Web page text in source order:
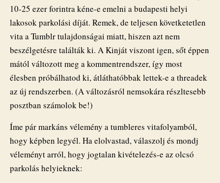
10-25 ezer forintra kéne-e emelni a budapesti helyi
lakosok parkolási díját. Remek, de teljesen követketetlen
vita a Tumblr tulajdonságai miatt, hiszen azt nem
beszélgetésre találták ki. A Kinját viszont igen, sőt éppen
mától változott meg a kommentrendszer, így most
élesben próbálhatod ki, átláthatóbbak lettek-e a threadek
az új rendszerben. (A változásról nemsokára részltesebb
posztban számolok be!)
Íme pár markáns vélemény a tumbleres vitafolyamból,
hogy képben legyél. Ha elolvastad, válaszolj és mondj
véleményt arról, hogy jogtalan kivételezés-e az olcsó
parkolás helyieknek: